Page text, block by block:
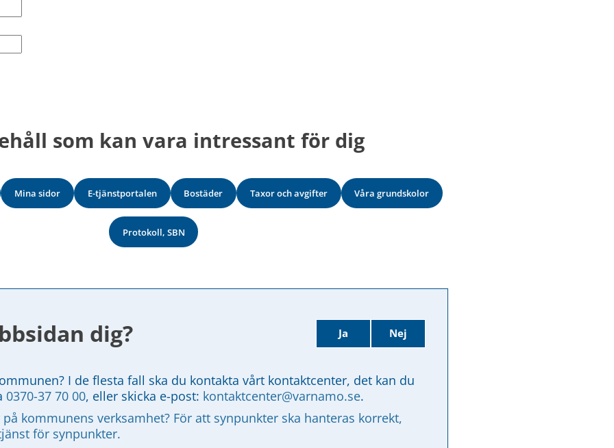
som kan vara intressant för dig
Mina sidor E-tjänstportalen Bostäder Taxor och avgifter Våra grundskolor
Protokoll, SBN
dig? Ja Nej
I de flesta fall ska du kontakta vårt kontaktcenter, det kan du
0370-37 70 00, eller skicka e-post: kontaktcenter@varnamo.se.
kommunens verksamhet? För att synpunkter ska hanteras korrekt,
för synpunkter.